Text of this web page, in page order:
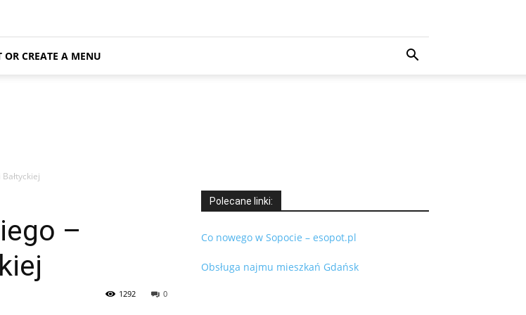
OR CREATE A MENU
–
0
1292
Polecane linki:
Co nowego w Sopocie – esopot.pl
Obsługa najmu mieszkań Gdańsk